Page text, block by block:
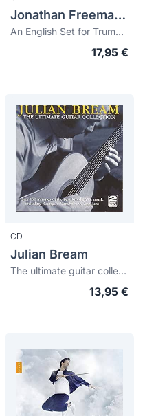
Jonathan Freeman-Attwood
An English Set for Trumpet
17,95 €
CD
Julian Bream
The ultimate guitar collection
13,95 €